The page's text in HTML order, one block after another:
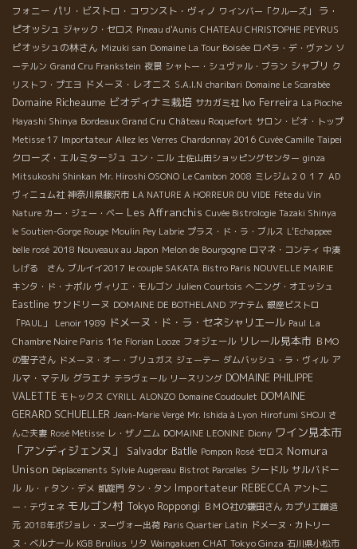
フォニー パリ・ビストロ・コワンスト・ヴィノ ワインバー「クルーズ」
ラ・
ピオッシュ ジャック・セロス Pineau d'Aunis CHATEAU CHRISTOPHE PEYRUS
ピオッシュの林さん Mizuki san Domaine La Tour Boisée ロペラ・デ・ヴァン ソ
ーテルン Grand Cru Frankstein 夜景 シャトー・シュヴァル・ブラン シャブリ ク
リストフ・プエヨ ドメーヌ・レオニス S.A.I.N charibari Domaine Le Scarabée
Domaine Richeaume ビオディナミ栽培 サカガミ社 Ivo Ferreira La Pioche
Hayashi Shinya Bordeaux Grand Cru Château Roquefort サロン・ビオ・トップ
Metisse 17 Importateur Allez les Verres Chardonnay 2016 Cuvée Camille Taipei
クローズ・エルミタージュ ユン・ニル 土佐山田ショッピングセンター ginza
Mitsukoshi Shinkan Mr. Hiroshi OSONO Le Cambon 2008 ミレジム２０１７ AD
ヴィニュム社 神奈川県藤沢市 LA NATURE A HORREUR DU VIDE Fête du Vin
Nature カー・ジェー・ベー Les Affranchis Cuvée Bistrologie Tazaki Shinya
le Soutien-Gorge Rouge Moulin Pey Labrie プラス・ド・ラ・ブルス L'Echappee
belle rosé 2018 Nouveaux au Japon Melon de Bourgogne ロマネ・コンティ 中湊
しげる さん ブルイイ2017 le couple SAKATA Bistro Paris NOUVELLE MAIRIE
キンタ・ド・ナポル ヴィリエ・モルゴン Julien Courtois へニング・オエッシュ
Eastline サンドリーヌ DOMAINE DE BOTHELAND アナテム 銀座ビストロ
「PAUL」
Lenoir 1989 ドメーヌ・ド・ラ・セネシャリエール Paul La
Chambre Noire Paris 11e Florian Looze フォジェール リレール見本市 ＢＭО
の聖子さん ドメーヌ・オー・ブリュガス ジェーテー ダムバッシュ・ラ・ヴィル ア
ルマ・マテル グラエナ テラヴェール リースリング DOMAINE PHILIPPE
VALETTE モトックス CYRILL ALONZO Domaine Coudoulet DOMAINE
GERARD SCHUELLER Jean-Marie Vergé Mr. Ishida à Lyon Hirofumi SHOJI さ
んご夫妻 Rosé Métisse レ・ザノ二ム DOMAINE LEONINE Diony ワイン見本市
「アンディジェンヌ」
Salvador Batlle Pompon Rosé セロス Nomura
Unison Déplacements Sylvie Augereau Bistrot Parcelles シードル サルバドー
ル ル・ｒタン・デメ 凱旋門 タン・タン Importateur REBECCA アントニ
ー・テヴェネ モルゴン村 Tokyo Roppongi ＢＭＯ社の鎌田さん カプリエ醸造
元 2018年ボジョレ・ヌーヴォー出荷 Paris Quartier Latin ドメーヌ・カトリー
ヌ・ベルナール KGB Brulius リタ Waingakuen CHAT Tokyo Ginza 石川県小松市